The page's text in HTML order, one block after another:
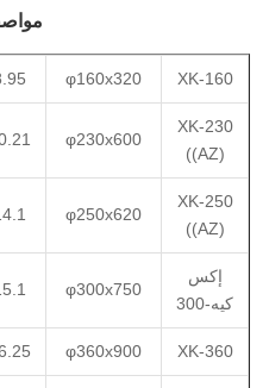
XK-160
φ160x320
XK-230
((AZ)
φ230x600
XK-250
((AZ)
φ250x620
إكس
كيه-300
φ300x750
XK-360
φ360x900